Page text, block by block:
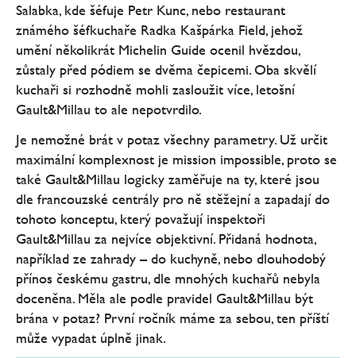
Salabka, kde šéfuje Petr Kunc, nebo restaurant
známého šéfkuchaře Radka Kašpárka Field, jehož
umění několikrát Michelin Guide ocenil hvězdou,
zůstaly před pódiem se dvěma čepicemi. Oba skvělí
kuchaři si rozhodně mohli zasloužit více, letošní
Gault&Millau to ale nepotvrdilo.
Je nemožné brát v potaz všechny parametry. Už určit
maximální komplexnost je mission impossible, proto se
také Gault&Millau logicky zaměřuje na ty, které jsou
dle francouzské centrály pro ně stěžejní a zapadají do
tohoto konceptu, který považují inspektoři
Gault&Millau za nejvíce objektivní. Přidaná hodnota,
například ze zahrady – do kuchyně, nebo dlouhodobý
přínos českému gastru, dle mnohých kuchařů nebyla
doceněna. Měla ale podle pravidel Gault&Millau být
brána v potaz? První ročník máme za sebou, ten příští
může vypadat úplně jinak.